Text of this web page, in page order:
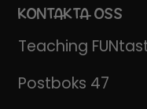
KONTAKTA OSS
Teaching
Postboks 47